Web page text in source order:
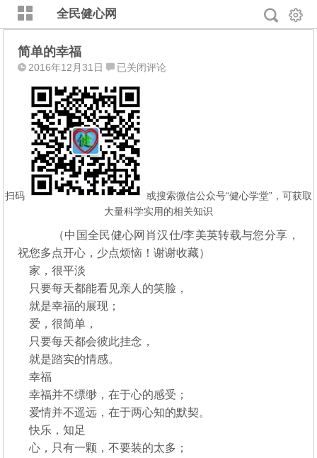
全民健心网
简单的幸福
2016年12月31日
简
的
幸
福
已关闭评论
扫码
或搜索微信公众号“健心学堂”，可获取
大量科学实用的相关知识
（中国全民健心网肖汉仕/李美英转载与您分享，
祝您多点开心，少点烦恼！谢谢收藏）
家，很平淡
只要每天都能看见亲人的笑脸，
就是幸福的展现；
爱，很简单，
只要每天都会彼此挂念，
就是踏实的情感。
幸福
幸福并不缥缈，在于心的感受；
爱情并不遥远，在于两心知的默契。
快乐，知足
心，只有一颗，不要装的太多；